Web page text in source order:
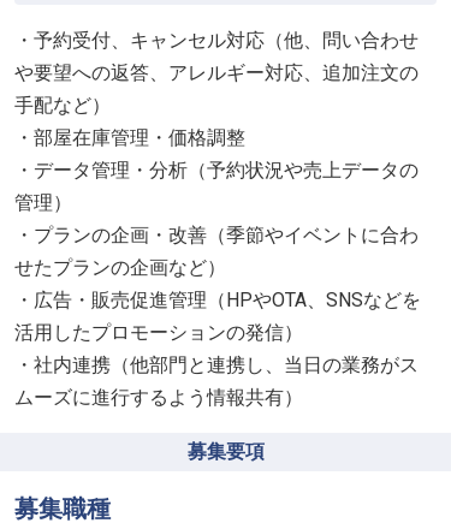
・予約受付、キャンセル対応（他、問い合わせ
や要望への返答、アレルギー対応、追加注文の
手配など）
・部屋在庫管理・価格調整
・データ管理・分析（予約状況や売上データの
管理）
・プランの企画・改善（季節やイベントに合わ
せたプランの企画など）
・広告・販売促進管理（HPやOTA、SNSなどを
活用したプロモーションの発信）
・社内連携（他部門と連携し、当日の業務がス
ムーズに進行するよう情報共有）
募集要項
募集職種